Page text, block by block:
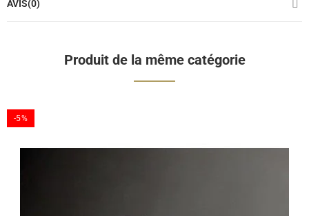
AVIS(0)
Produit de la même catégorie
-5%